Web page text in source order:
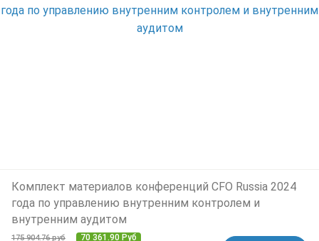
Комплект материалов конференций CFO Russia 2024
года по управлению внутренним контролем и
внутренним аудитом
175 904.76 руб 70 361.90 Руб